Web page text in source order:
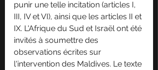
punir une telle incitation (articles I,
III, IV et VI), ainsi que les articles II et
IX. L'Afrique du Sud et Israël ont été
invités à soumettre des
observations écrites sur
l'intervention des Maldives. Le texte